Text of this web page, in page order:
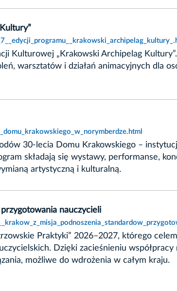
Kulturowej „Krakowski Archipelag
warsztatów i działań animacyjnych dla
30-lecia Domu Krakowskiego –
składają się wystawy, performanse,
artystyczną i kulturalną.
nauczycieli
Praktyki” 2026–2027, którego
Dzięki zacieśnieniu współpracy
możliwe do wdrożenia w całym kraju.